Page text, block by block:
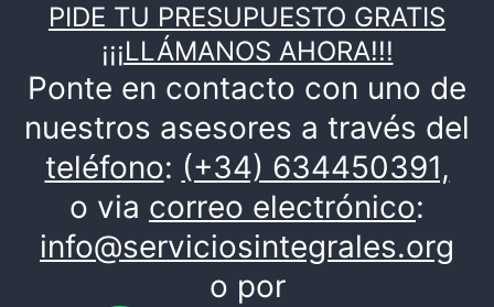
PIDE TU PRESUPUESTO GRATIS
¡¡¡LLÁMANOS AHORA!!!
Ponte en contacto con uno de
nuestros asesores a través del
teléfono: (+34) 634450391,
o via correo electrónico:
info@serviciosintegrales.org
o por